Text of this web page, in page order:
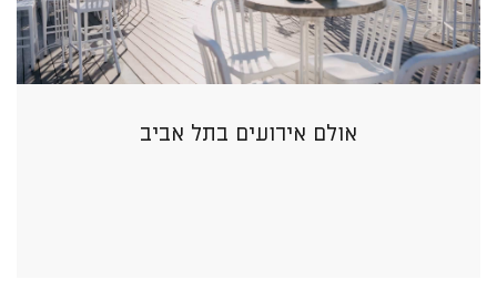
אולם אירועים בתל אביב